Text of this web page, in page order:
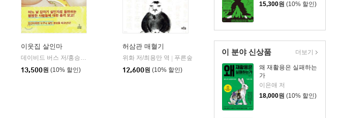
15,300원 (10% 할인)
이 분야 신상품
왜 재활용은 실패하는
가
이은애 저
18,000원 (10% 할인)
더보기
비즈니스북스
이웃집 살인마
데이비드 버스 저/홍승효 역
사이언스북스
13,500원 (10% 할인)
허삼관 매혈기
위화 저/최용만 역
푸른숲
12,600원 (10% 할인)